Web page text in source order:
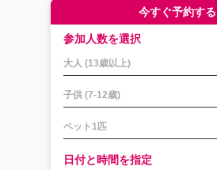
今すぐ予約する
参加人数を選択
大人 (13歳以上)
子供 (7-12歳)
ペット1匹
日付と時間を指定